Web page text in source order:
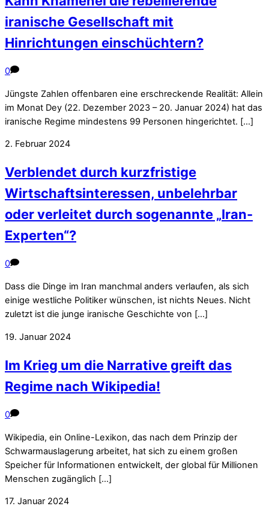
iranische Gesellschaft mit
Hinrichtungen einschüchtern?
0
Jüngste Zahlen offenbaren eine erschreckende Realität: Allein
im Monat Dey (22. Dezember 2023 – 20. Januar 2024) hat das
iranische Regime mindestens 99 Personen hingerichtet. […]
2. Februar 2024
Verblendet durch kurzfristige
Wirtschaftsinteressen, unbelehrbar
oder verleitet durch sogenannte „Iran-
Experten“?
0
Dass die Dinge im Iran manchmal anders verlaufen, als sich
einige westliche Politiker wünschen, ist nichts Neues. Nicht
zuletzt ist die junge iranische Geschichte von […]
19. Januar 2024
Im Krieg um die Narrative greift das
Regime nach Wikipedia!
0
Wikipedia, ein Online-Lexikon, das nach dem Prinzip der
Schwarmauslagerung arbeitet, hat sich zu einem großen
Speicher für Informationen entwickelt, der global für Millionen
Menschen zugänglich […]
17. Januar 2024